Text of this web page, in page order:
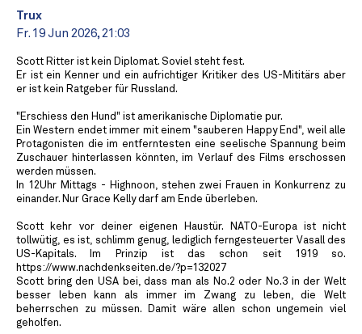
Trux
Fr. 19 Jun 2026, 21:03
Scott Ritter ist kein Diplomat. Soviel steht fest.
Er ist ein Kenner und ein aufrichtiger Kritiker des US-Mititärs aber
er ist kein Ratgeber für Russland.
"Erschiess den Hund" ist amerikanische Diplomatie pur.
Ein Western endet immer mit einem "sauberen Happy End", weil alle
Protagonisten die im entferntesten eine seelische Spannung beim
Zuschauer hinterlassen könnten, im Verlauf des Films erschossen
werden müssen.
In 12Uhr Mittags - Highnoon, stehen zwei Frauen in Konkurrenz zu
einander. Nur Grace Kelly darf am Ende überleben.
Scott kehr vor deiner eigenen Haustür. NATO-Europa ist nicht
tollwütig, es ist, schlimm genug, lediglich ferngesteuerter Vasall des
US-Kapitals. Im Prinzip ist das schon seit 1919 so.
https://www.nachdenkseiten.de/?p=132027
Scott bring den USA bei, dass man als No.2 oder No.3 in der Welt
besser leben kann als immer im Zwang zu leben, die Welt
beherrschen zu müssen. Damit wäre allen schon ungemein viel
geholfen.